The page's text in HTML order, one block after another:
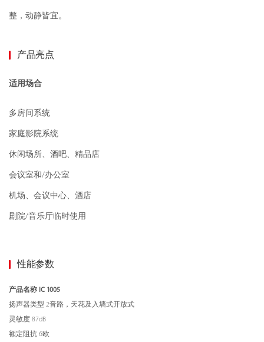
整，动静皆宜。
产品亮点
适用场合
多房间系统
家庭影院系统
休闲场所、酒吧、精品店
会议室和/办公室
机场、会议中心、酒店
剧院/音乐厅临时使用
性能参数
产品名称 IC 1005
扬声器类型 2音路，天花及入墙式开放式
灵敏度 87dB
额定阻抗 6欧